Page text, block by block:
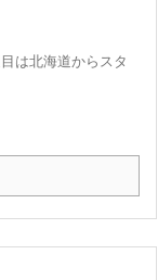
は北海道からスタ